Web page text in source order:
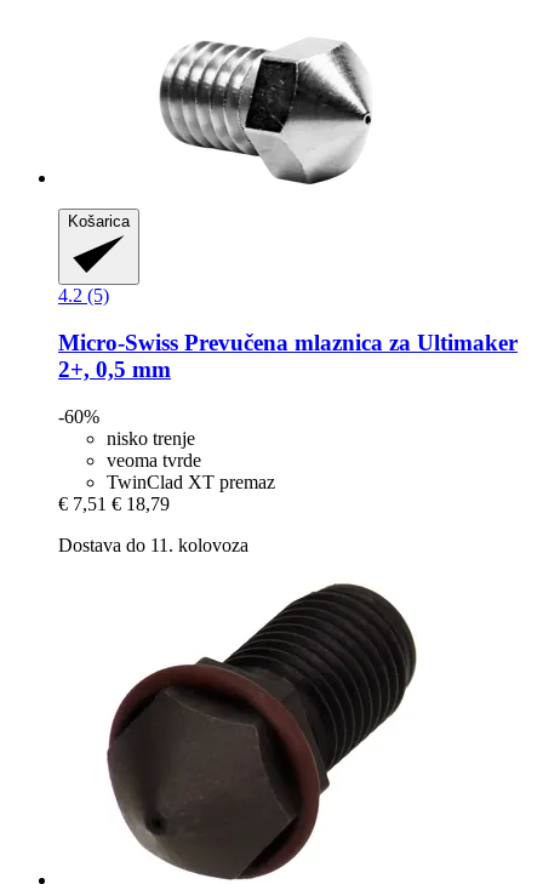
Košarica
4.2 (5)
Micro-Swiss Prevučena mlaznica za Ultimaker
2+, 0,5 mm
-60%
nisko trenje
veoma tvrde
TwinClad XT premaz
€ 7,51 € 18,79
Dostava do 11. kolovoza